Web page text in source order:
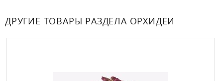
ДРУГИЕ ТОВАРЫ РАЗДЕЛА ОРХИДЕИ